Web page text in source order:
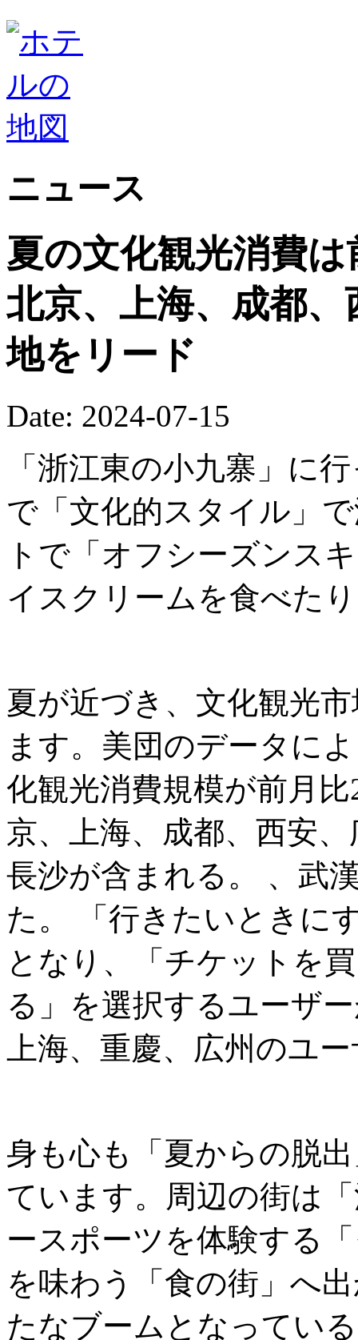
ニュース
夏の文化観光消費
北京、上海、成都
地をリード
Date: 2024-07-15
「浙江東の小九寨」に
で「文化的スタイル」
トで「オフシーズンス
イスクリームを食べた
夏が近づき、文化観光
ます。美団のデータに
化観光消費規模が前月
京、上海、成都、西安
長沙が含まれる。 、武
た。 「行きたいときに
となり、「チケットを
る」を選択するユーザ
上海、重慶、広州のユ
身も心も「夏からの脱
ています。周辺の街は
ースポーツを体験する
を味わう「食の街」へ
たなブームとなってい